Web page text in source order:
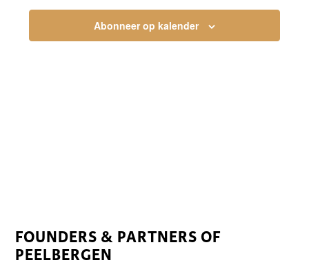
Abonneer op kalender
FOUNDERS & PARTNERS OF
PEELBERGEN